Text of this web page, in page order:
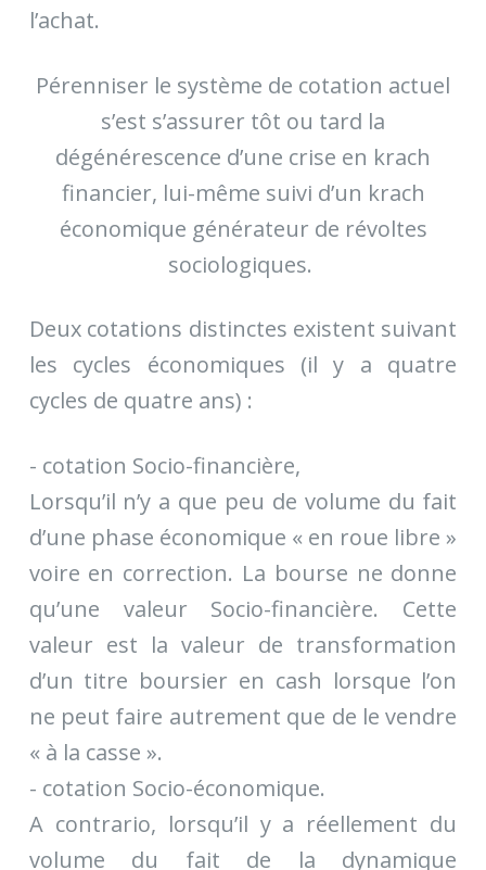
l’achat.
Pérenniser le système de cotation actuel
s’est s’assurer tôt ou tard la
dégénérescence d’une crise en krach
financier, lui-même suivi d’un krach
économique générateur de révoltes
sociologiques.
Deux cotations distinctes existent suivant
les cycles économiques (il y a quatre
cycles de quatre ans) :
- cotation Socio-financière,
Lorsqu’il n’y a que peu de volume du fait
d’une phase économique « en roue libre »
voire en correction. La bourse ne donne
qu’une valeur Socio-financière. Cette
valeur est la valeur de transformation
d’un titre boursier en cash lorsque l’on
ne peut faire autrement que de le vendre
« à la casse ».
- cotation Socio-économique.
A contrario, lorsqu’il y a réellement du
volume du fait de la dynamique